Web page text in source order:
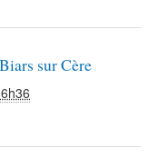
sur Cère